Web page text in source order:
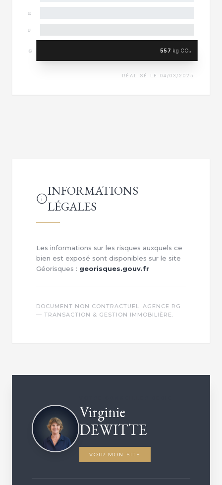
E
F
G 557 kg CO₂
RÉALISÉ LE 04/03/2025
INFORMATIONS
LÉGALES
Les informations sur les risques auxquels ce
bien est exposé sont disponibles sur le site
Géorisques : georisques.gouv.fr
DOCUMENT NON CONTRACTUEL. AGENCE RG
— TRANSACTION & GESTION IMMOBILIÈRE.
Virginie
DEWITTE
VOIR MON SITE